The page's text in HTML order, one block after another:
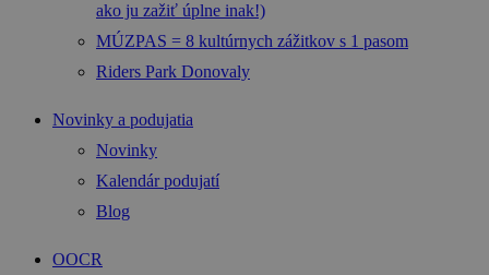
ako ju zažiť úplne inak!)
MÚZPAS = 8 kultúrnych zážitkov s 1 pasom
Riders Park Donovaly
Novinky a podujatia
Novinky
Kalendár podujatí
Blog
OOCR